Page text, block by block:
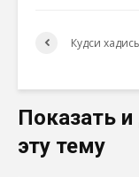
Кудси
Показать
эту тему